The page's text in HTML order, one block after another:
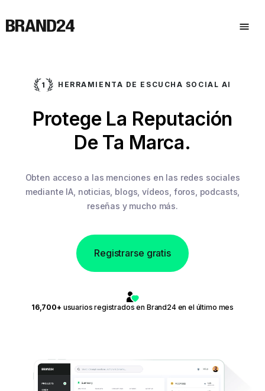
HERRAMIENTA DE ESCUCHA SOCIAL AI
Protege La Reputación
De Ta Marca.
Obten acceso a las menciones en las redes sociales
mediante IA, noticias, blogs, vídeos, foros, podcasts,
reseñas y mucho más.
Registrarse gratis
16,700+ usuarios registrados en Brand24 en el último mes